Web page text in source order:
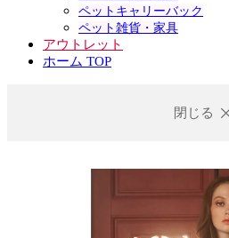
ペットキャリーバック
ペット雑貨・家具
アウトレット
ホーム TOP
閉じる